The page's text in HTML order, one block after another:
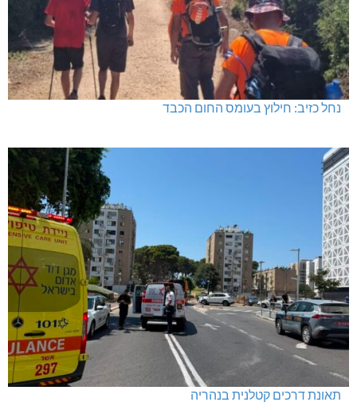
נחל כזיב: חילוץ בעומס החום הכבד
תאונת דרכים קטלנית בנהריה